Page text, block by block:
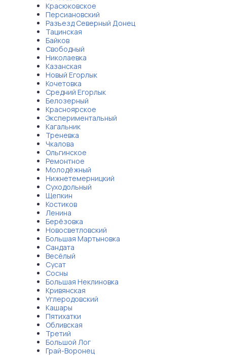
Красюковское
Персиановский
Разъезд Северный Донец
Тацинская
Байков
Свободный
Николаевка
Казанская
Новый Егорлык
Кочетовка
Средний Егорлык
Белозерный
Красноярское
Экспериментальный
Кагальник
Треневка
Чкалова
Ольгинское
Ремонтное
Молодёжный
Нижнетемерницкий
Суходольный
Щепкин
Костиков
Ленина
Берёзовка
Новосветловский
Большая Мартыновка
Сандата
Весёлый
Сусат
Сосны
Большая Неклиновка
Кривянская
Углеродовский
Кашары
Пятихатки
Обливская
Третий
Большой Лог
Грай-Воронец